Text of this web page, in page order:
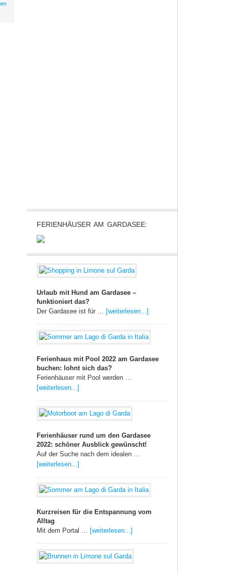
FERIENHÄUSER AM GARDASEE:
Urlaub mit Hund am Gardasee –
funktioniert das?
Der Gardasee ist für … [weiterlesen...]
Ferienhaus mit Pool 2022 am Gardasee
buchen: lohnt sich das?
Ferienhäuser mit Pool werden …
[weiterlesen...]
Ferienhäuser rund um den Gardasee
2022: schöner Ausblick gewünscht!
Auf der Suche nach dem idealen …
[weiterlesen...]
Kurzreisen für die Entspannung vom
Alltag
Mit dem Portal … [weiterlesen...]